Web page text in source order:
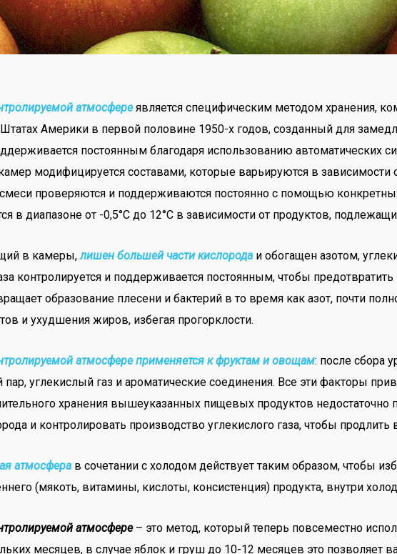
атмосфереявляется специфическим методом хранения,
Америки в первой половине 1950-х годов, созданный для
постоянным благодаря использованию автоматических
модифицируется составами, которые варьируются в зависимости
смеси проверяются и поддерживаются постоянно с помощью
в диапазоне от -0,5°C до 12°C в зависимости от продуктов,
в камеры,лишен большей части кислорода и обогащен азотом,
контролируется и поддерживается постоянным, чтобы
образование плесени и бактерий в то время как азот, почти
и ухудшения жиров, избегая прогорклости.
атмосфере применяется к фруктам и овощам: после сбора
пар, углекислый газ и ароматические соединения. Все эти факторы
хранения вышеуказанных пищевых продуктов недостаточно
и контролировать производство углекислого газа, чтобы продлить
атмосфера в сочетании с холодом действует таким образом, чтобы
(мякоть, витамины, кислоты, консистенция) продукта, внутри
атмосфере – это метод, который теперь повсеместно
месяцев, в случае яблок и груш до 10-12 месяцев это позволяет